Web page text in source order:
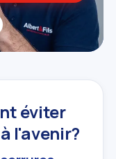
éviter
l'avenir?